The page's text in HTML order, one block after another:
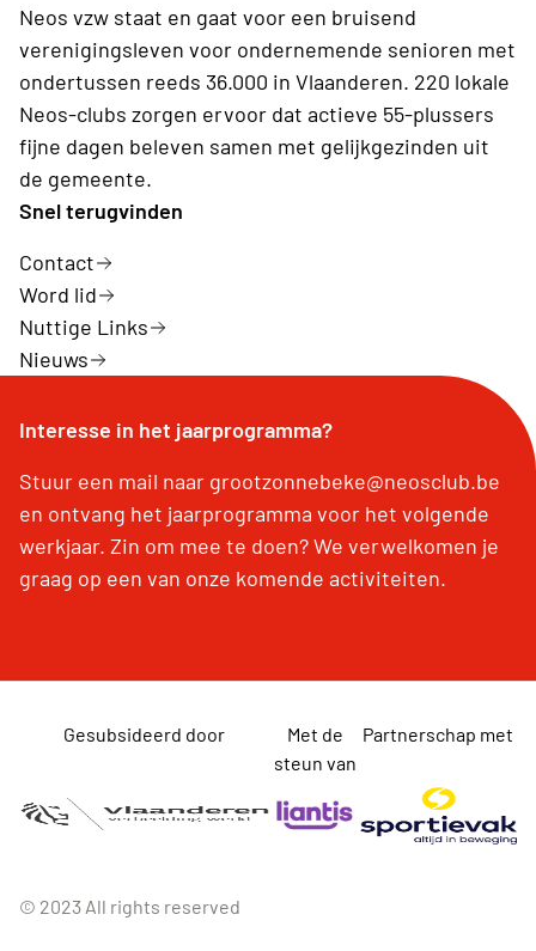
Neos vzw staat en gaat voor een bruisend
verenigingsleven voor ondernemende senioren met
ondertussen reeds 36.000 in Vlaanderen. 220 lokale
Neos-clubs zorgen ervoor dat actieve 55-plussers
fijne dagen beleven samen met gelijkgezinden uit
de gemeente.
Snel terugvinden
Contact
Word lid
Nuttige Links
Nieuws
Interesse in het jaarprogramma?
Stuur een mail naar grootzonnebeke@neosclub.be
en ontvang het jaarprogramma voor het volgende
werkjaar. Zin om mee te doen? We verwelkomen je
graag op een van onze komende activiteiten.
Gesubsideerd door
Met de
steun van
Partnerschap met
© 2023 All rights reserved